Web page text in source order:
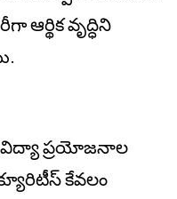
ఆర్థిక వృద్ధిని
విద్యా ప్రయోజనాల
కేవలం